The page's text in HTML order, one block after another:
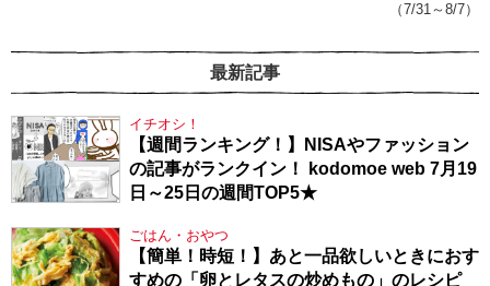
（7/31～8/7）
最新記事
イチオシ！
【週間ランキング！】NISAやファッション
の記事がランクイン！ kodomoe web 7月19
日～25日の週間TOP5★
ごはん・おやつ
【簡単！時短！】あと一品欲しいときにおす
すめの「卵とレタスの炒めもの」のレシピ